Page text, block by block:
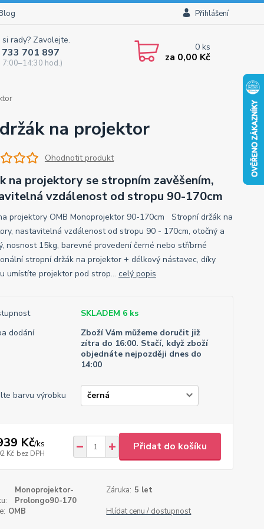
Přihlášení
rady? Zavolejte.
701 897
7:00–14:30 hod.)
0ks
za 0,00 Kč
na projektor
Ohodnotit produkt
na projektory se stropním zavěšením,
vzdálenost od stropu 90-170cm
projektory OMB Monoprojektor 90-170cm Stropní držák na
nastavitelná vzdálenost od stropu 90 - 170cm, otočný a
nosnost 15kg, barevné provedení černé nebo stříbrné
stropní držák na projektor + délkový nástavec, díky
umístíte projektor pod strop... celý popis
SKLADEM 6 ks
dodání
Zboží Vám můžeme doručit již
zítra do 16:00. Stačí, když zboží
objednáte nejpozději dnes do
14:00
barvu výrobku
Kč/ks
Kč bez DPH
Přidat do košíku
Monoprojektor-
Prolongo90-170
Záruka: 5 let
OMB Hlídat cenu / dostupnost